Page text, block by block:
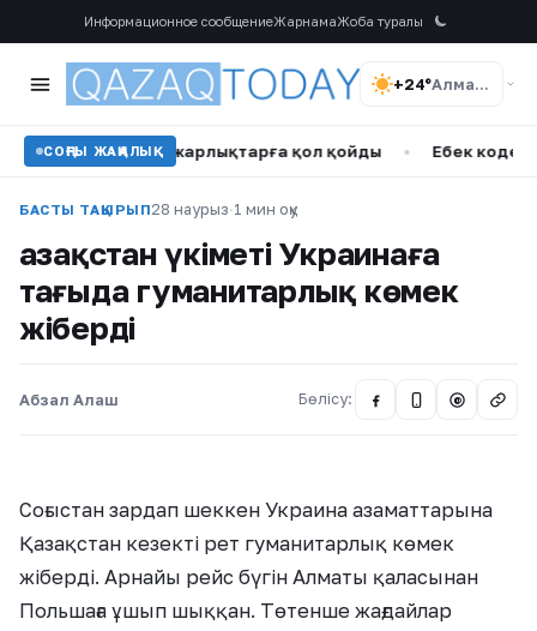
Информационное сообщениеЖарнамаЖоба туралы
+24° Алматы
СОҢҒЫ ЖАҢАЛЫҚ
жаңа жарлықтарға қол қойды • Еңбек кодексіндегі
БАСТЫ ТАҚЫРЫП28 наурыз·1 мин оқу
Қазақстан үкіметі Украинаға
тағыда гуманитарлық көмек
жіберді
Абзал Алаш Бөлісу: @
Соғыстан зардап шеккен Украина азаматтарына
Қазақстан кезекті рет гуманитарлық көмек
жіберді. Арнайы рейс бүгін Алматы қаласынан
Польшаға ұшып шыққан. Төтенше жағдайлар